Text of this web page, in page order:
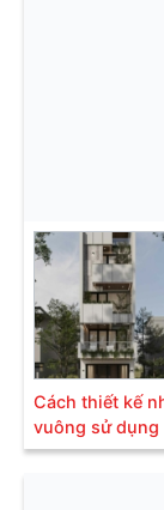
Cách thiết kế
vuông sử dụng